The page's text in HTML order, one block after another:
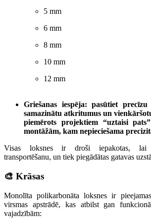
5 mm
6 mm
8 mm
10 mm
12 mm
Griešanas iespēja: pasūtiet
samazinātu atkritumus un
piemērots projektiem “uztaisi
montāžām, kam nepieciešama
Visas loksnes ir droši iepakotas, lai
transportēšanu, un tiek piegādātas gatavas
🎨 Krāsas
Monolīta polikarbonāta loksnes ir
virsmas apstrādē, kas atbilst gan
vajadzībām: